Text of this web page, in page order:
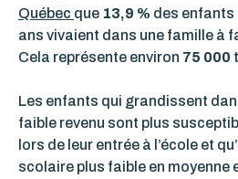
Québec que 13,9 % des enfants
ans vivaient dans une famille à
Cela représente environ 75 000
Les enfants qui grandissent
faible revenu sont plus
lors de leur entrée à l’école et
scolaire plus faible en moyenne